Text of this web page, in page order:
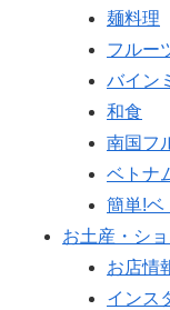
麺料理
フルー
バイン
和食
南国フ
ベトナ
簡単!ベ
お土産・シ
お店情
インス